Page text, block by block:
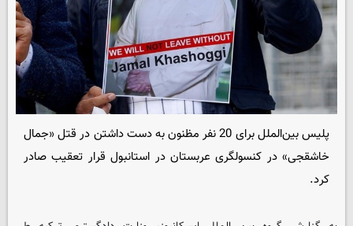
پلیس بین‌الملل برای 20 نفر مظنون به دست داشتن در قتل «جمال
خاشقجی» در کنسولگری عربستان در استانبول قرار تعقیب صادر
کرد.